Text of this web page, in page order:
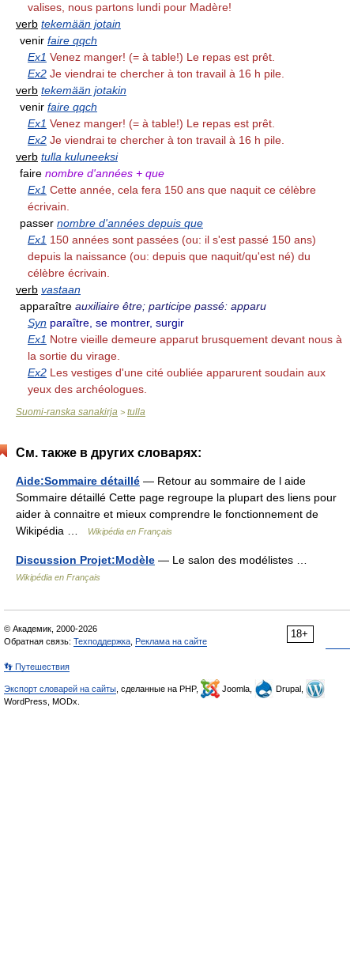
valises, nous partons lundi pour Madère!
verb tekemään jotain
venir faire qqch
Ex1 Venez manger! (= à table!) Le repas est prêt.
Ex2 Je viendrai te chercher à ton travail à 16 h pile.
verb tekemään jotakin
venir faire qqch
Ex1 Venez manger! (= à table!) Le repas est prêt.
Ex2 Je viendrai te chercher à ton travail à 16 h pile.
verb tulla kuluneeksi
faire nombre d'années + que
Ex1 Cette année, cela fera 150 ans que naquit ce célèbre
écrivain.
passer nombre d'années depuis que
Ex1 150 années sont passées (ou: il s'est passé 150 ans)
depuis la naissance (ou: depuis que naquit/qu'est né) du
célèbre écrivain.
verb vastaan
apparaître auxiliaire être; participe passé: apparu
Syn paraître, se montrer, surgir
Ex1 Notre vieille demeure apparut brusquement devant nous à
la sortie du virage.
Ex2 Les vestiges d'une cité oubliée apparurent soudain aux
yeux des archéologues.
Suomi-ranska sanakirja > tulla
См. также в других словарях:
Aide:Sommaire détaillé — Retour au sommaire de l aide
Sommaire détaillé Cette page regroupe la plupart des liens pour
aider à connaitre et mieux comprendre le fonctionnement de
Wikipédia …
Wikipédia en Français
Discussion Projet:Modèle — Le salon des modélistes …
Wikipédia en Français
18+
© Академик, 2000-2026
Обратная связь: Техподдержка Реклама на сайте
👣 Путешествия
Экспорт словарей на сайты , сделанные на PHP, Joomla,
Drupal,
WordPress, MODx.